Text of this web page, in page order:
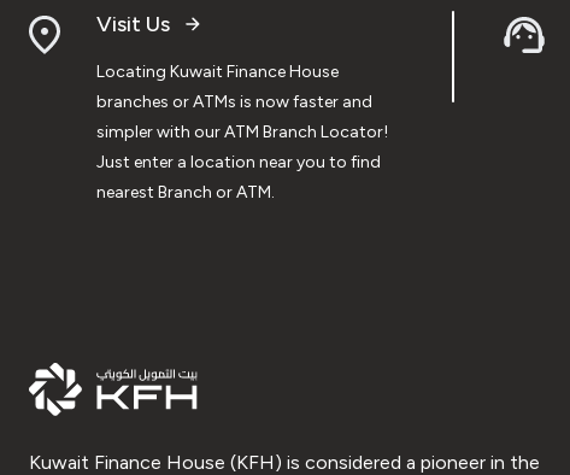
Visit Us
Locating Kuwait Finance House
branches or ATMs is now faster and
simpler with our ATM Branch Locator!
Just enter a location near you to find
nearest Branch or ATM.
Kuwait Finance House (KFH) is considered a pioneer in the